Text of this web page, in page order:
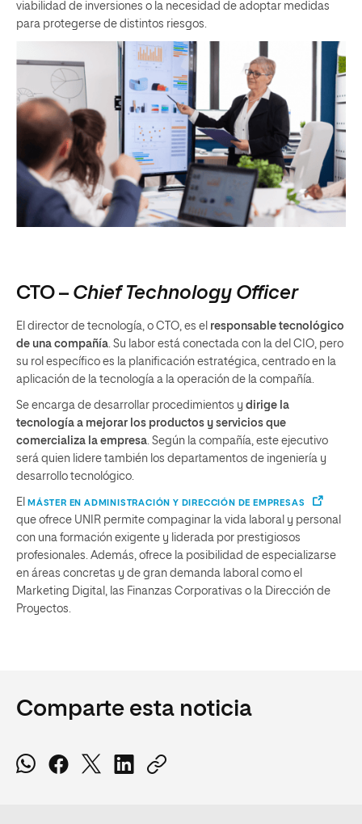
viabilidad de inversiones o la necesidad de adoptar medidas
para protegerse de distintos riesgos.
CTO – Chief Technology Officer
El director de tecnología, o CTO, es el responsable tecnológico
de una compañía . Su labor está conectada con la del CIO, pero
su rol específico es la planificación estratégica, centrado en la
aplicación de la tecnología a la operación de la compañía.
Se encarga de desarrollar procedimientos y dirige la
tecnología a mejorar los productos y servicios que
comercializa la empresa . Según la compañía, este ejecutivo
será quien lidere también los departamentos de ingeniería y
desarrollo tecnológico.
El MÁSTER EN ADMINISTRACIÓN Y DIRECCIÓN DE EMPRESAS
que ofrece UNIR permite compaginar la vida laboral y personal
con una formación exigente y liderada por prestigiosos
profesionales. Además, ofrece la posibilidad de especializarse
en áreas concretas y de gran demanda laboral como el
Marketing Digital, las Finanzas Corporativas o la Dirección de
Proyectos.
Comparte esta noticia